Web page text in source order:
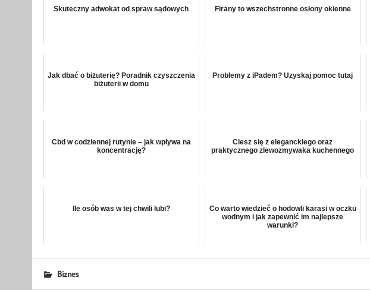
Skuteczny adwokat od spraw sądowych Firany to wszechstronne osłony okienne
Jak dbać o biżuterię? Poradnik czyszczenia
biżuterii w domu
Problemy z iPadem? Uzyskaj pomoc tutaj
Cbd w codziennej rutynie – jak wpływa na
koncentrację?
Ciesz się z eleganckiego oraz
praktycznego zlewozmywaka kuchennego
Ile osób was w tej chwili lubi?
Co warto wiedzieć o hodowli karasi w oczku
wodnym i jak zapewnić im najlepsze
warunki?
Biznes